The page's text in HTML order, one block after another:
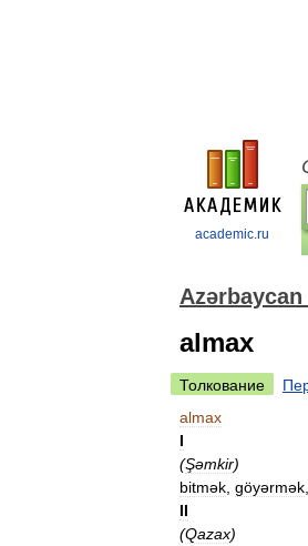
academic.ru
almax
Толкование
almax
I
(Şəmkir)
bitmək göyərmək
II
(Qazax)